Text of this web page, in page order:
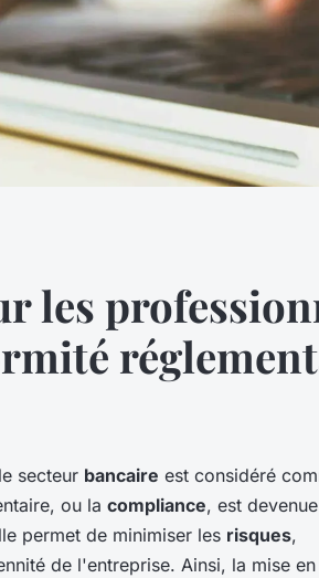
les
secteur bancaire est considéré
ou la compliance, est
permet de minimiser les risques,
de l'entreprise. Ainsi, la mise